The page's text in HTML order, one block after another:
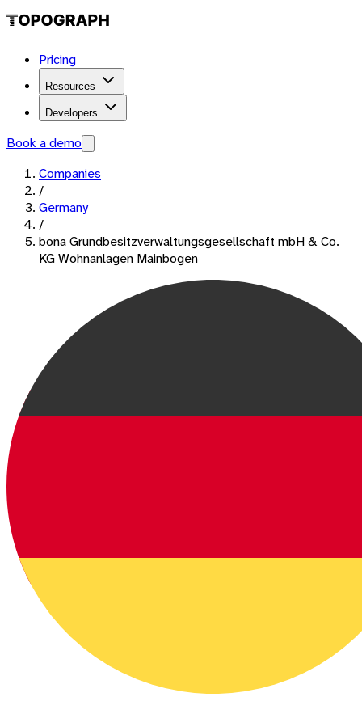
Pricing
Resources
Developers
Book a demo
Companies
/
Germany
/
bona Grundbesitzverwaltungsgesellschaft mbH & Co.
KG Wohnanlagen Mainbogen